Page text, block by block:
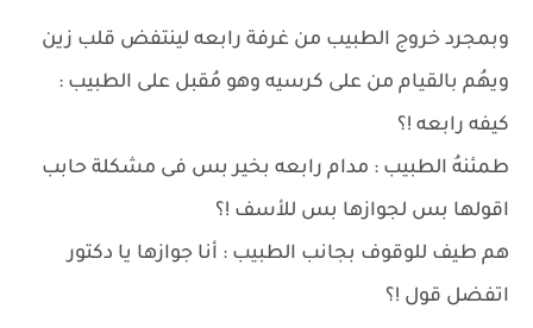
وبمجرد خروج الطبيب من غرفة رابعه لينتفض قلب زين
ويهُم بالقيام من على كرسيه وهو مُقبل على الطبيب :
كيفه رابعه !؟
طمئنهُ الطبيب : مدام رابعه بخير بس فى مشكلة حابب
اقولها بس لجوازها بس للأسف !؟
هم طيف للوقوف بجانب الطبيب : أنا جوازها يا دكتور
اتفضل قول !؟